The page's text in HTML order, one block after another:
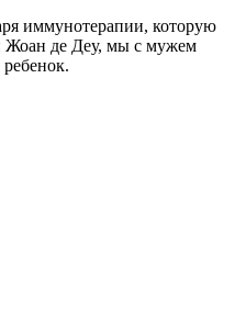
иммунотерапии, которую
Жоан де Деу, мы с мужем